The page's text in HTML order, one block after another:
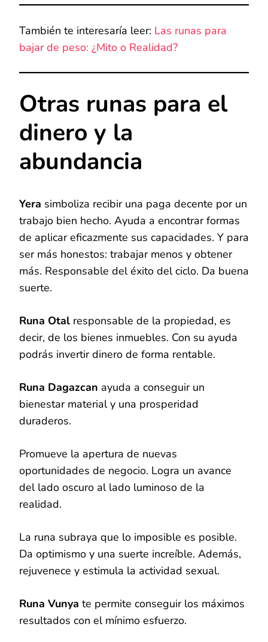
También te interesaría leer: Las runas para
bajar de peso: ¿Mito o Realidad?
Otras runas para el
dinero y la
abundancia
Yera simboliza recibir una paga decente por un
trabajo bien hecho. Ayuda a encontrar formas
de aplicar eficazmente sus capacidades. Y para
ser más honestos: trabajar menos y obtener
más. Responsable del éxito del ciclo. Da buena
suerte.
Runa Otal responsable de la propiedad, es
decir, de los bienes inmuebles. Con su ayuda
podrás invertir dinero de forma rentable.
Runa Dagazcan ayuda a conseguir un
bienestar material y una prosperidad
duraderos.
Promueve la apertura de nuevas
oportunidades de negocio. Logra un avance
del lado oscuro al lado luminoso de la
realidad.
La runa subraya que lo imposible es posible.
Da optimismo y una suerte increíble. Además,
rejuvenece y estimula la actividad sexual.
Runa Vunya te permite conseguir los máximos
resultados con el mínimo esfuerzo.